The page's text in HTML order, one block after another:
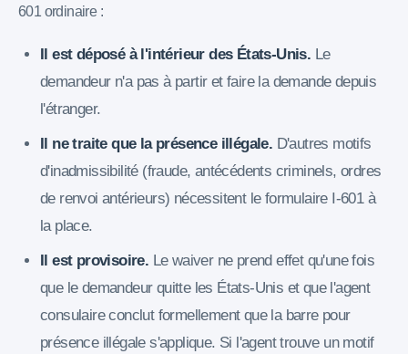
601 ordinaire :
Il est déposé à l'intérieur des États-Unis. Le
demandeur n'a pas à partir et faire la demande depuis
l'étranger.
Il ne traite que la présence illégale. D'autres motifs
d'inadmissibilité (fraude, antécédents criminels, ordres
de renvoi antérieurs) nécessitent le formulaire I-601 à
la place.
Il est provisoire. Le waiver ne prend effet qu'une fois
que le demandeur quitte les États-Unis et que l'agent
consulaire conclut formellement que la barre pour
présence illégale s'applique. Si l'agent trouve un motif